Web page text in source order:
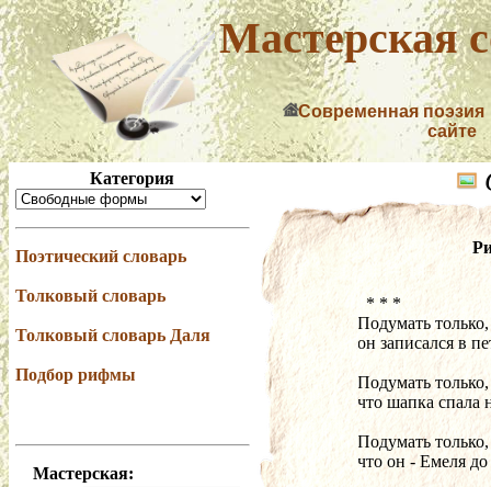
Мастерская
Современная поэзия
сайте
Категория
Поэтический словарь
Толковый словарь
Толковый словарь Даля
Подбор рифмы
Мастерская:
  * * *
Подумать
он записался в
Подумать
что шапка спала
Подумать
что он - Емеля